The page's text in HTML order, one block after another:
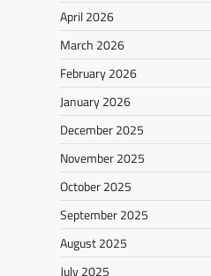
April 2026
March 2026
February 2026
January 2026
December 2025
November 2025
October 2025
September 2025
August 2025
July 2025